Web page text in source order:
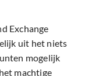
Exchange
uit het niets
mogelijk
machtige